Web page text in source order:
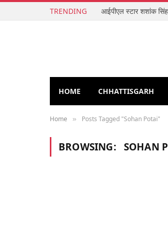
TRENDING
HOME CHHATTISGARH
Home » Posts Tagged "Sohan Potai"
BROWSING: SOHAN